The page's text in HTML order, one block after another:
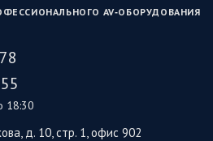
AV‑ОБОРУДОВАНИЯ
18:30
д. 10, стр. 1, офис 902